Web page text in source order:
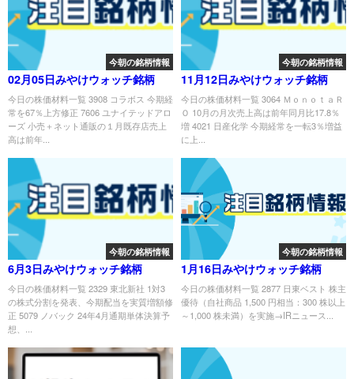
今朝の銘柄情報
02月05日みやけウォッチ銘柄
今日の株価材料一覧 3908 コラボス 今期経
常を67％上方修正 7606 ユナイテッドアロ
ーズ 小売＋ネット通販の１月既存店売上
高は前年...
今朝の銘柄情報
11月12日みやけウォッチ銘柄
今日の株価材料一覧 3064 ＭｏｎｏｔａＲ
Ｏ 10月の月次売上高は前年同月比17.8％
増 4021 日産化学 今期経常を一転3％増益
に上...
今朝の銘柄情報
6月3日みやけウォッチ銘柄
今日の株価材料一覧 2329 東北新社 1対3
の株式分割を発表、今期配当を実質増額修
正 5079 ノバック 24年4月通期単体決算予
想、...
今朝の銘柄情報
1月16日みやけウォッチ銘柄
今日の株価材料一覧 2877 日東ベスト 株主
優待（自社商品 1,500 円相当：300 株以上
～1,000 株未満）を実施→IRニュース...